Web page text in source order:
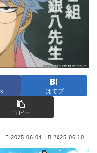
はてブ
コピー
2025.06.04 2025.06.10